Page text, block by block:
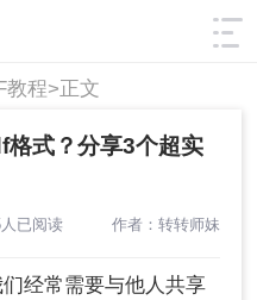
筛选
教程>正文
式？分享3个超实
已阅读 作者：转转师妹
经常需要与他人共享